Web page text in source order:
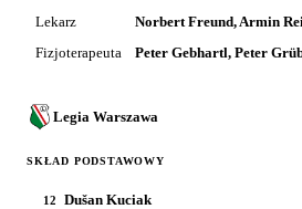
Lekarz
Norbert Freund, Armin
Fizjoterapeuta
Peter Gebhartl, Peter
Legia Warszawa
SKŁAD PODSTAWOWY
12 Dušan Kuciak